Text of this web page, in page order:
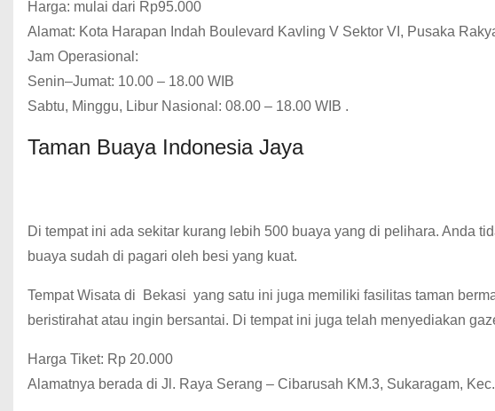
Harga: mulai dari Rp95.000
Alamat: Kota Harapan Indah Boulevard Kavling V Sektor VI, Pusaka
Jam Operasional:
Senin–Jumat: 10.00 – 18.00 WIB
Sabtu, Minggu, Libur Nasional: 08.00 – 18.00 WIB .
Taman Buaya Indonesia Jaya
Di tempat ini ada sekitar kurang lebih 500 buaya yang di pelihara. Anda
buaya sudah di pagari oleh besi yang kuat.
Tempat Wisata di Bekasi yang satu ini juga memiliki fasilitas taman
beristirahat atau ingin bersantai. Di tempat ini juga telah menyediakan
Harga Tiket: Rp 20.000
Alamatnya berada di Jl. Raya Serang – Cibarusah KM.3, Sukaragam, Kec.